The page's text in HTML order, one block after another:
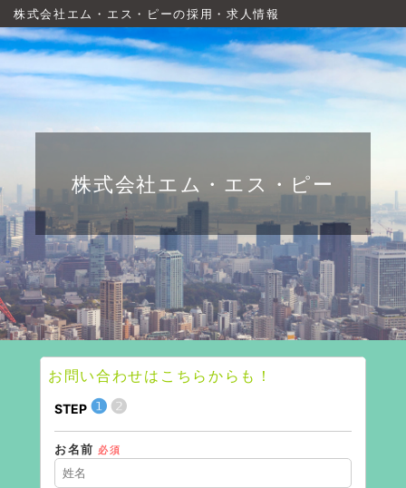
株式会社エム・エス・ピーの採用・求人情報
株式会社エム・エス・ピー
お問い合わせはこちらからも！
STEP ❶❷
お名前 必須